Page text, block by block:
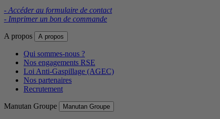
- Accéder au formulaire de contact
- Imprimer un bon de commande
A propos A propos
Qui sommes-nous ?
Nos engagements RSE
Loi Anti-Gaspillage (AGEC)
Nos partenaires
Recrutement
Manutan Groupe Manutan Groupe